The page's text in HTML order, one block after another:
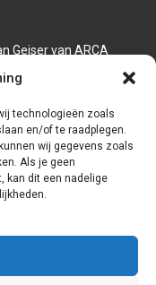
technologieën zoals
en/of te raadplegen.
wij gegevens zoals
Als je geen
kan dit een nadelige
Geiser van ARCA